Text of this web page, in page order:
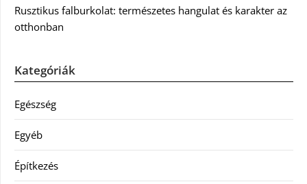
Rusztikus falburkolat: természetes hangulat és karakter az
otthonban
Kategóriák
Egészség
Egyéb
Építkezés